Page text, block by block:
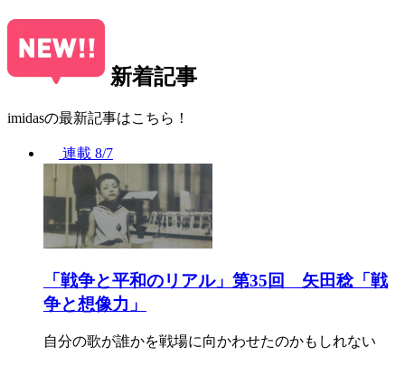
新着記事
imidasの最新記事はこちら！
連載 8/7
「戦争と平和のリアル」第35回 矢田稔「戦
争と想像力」
自分の歌が誰かを戦場に向かわせたのかもしれない